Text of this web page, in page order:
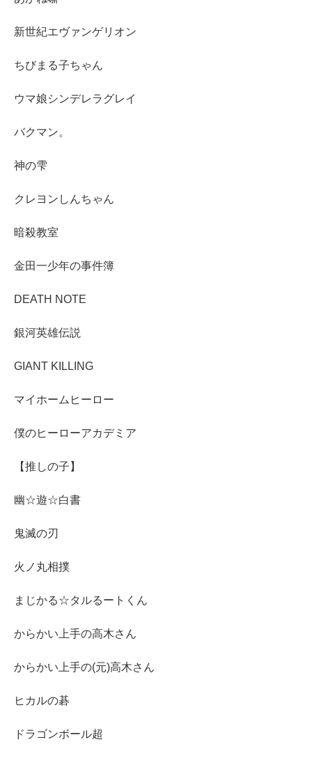
新世紀エヴァンゲリオン
ちびまる子ちゃん
ウマ娘シンデレラグレイ
バクマン。
神の雫
クレヨンしんちゃん
暗殺教室
金田一少年の事件簿
DEATH NOTE
銀河英雄伝説
GIANT KILLING
マイホームヒーロー
僕のヒーローアカデミア
【推しの子】
幽☆遊☆白書
鬼滅の刃
火ノ丸相撲
まじかる☆タルるートくん
からかい上手の高木さん
からかい上手の(元)高木さん
ヒカルの碁
ドラゴンボール超